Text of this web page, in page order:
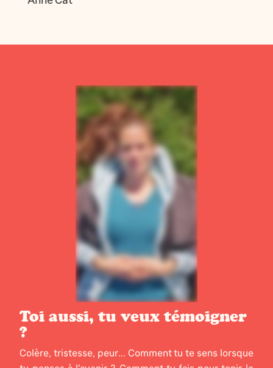
Toi aussi, tu veux témoigner
?
Colère, tristesse, peur... Comment tu te sens lorsque